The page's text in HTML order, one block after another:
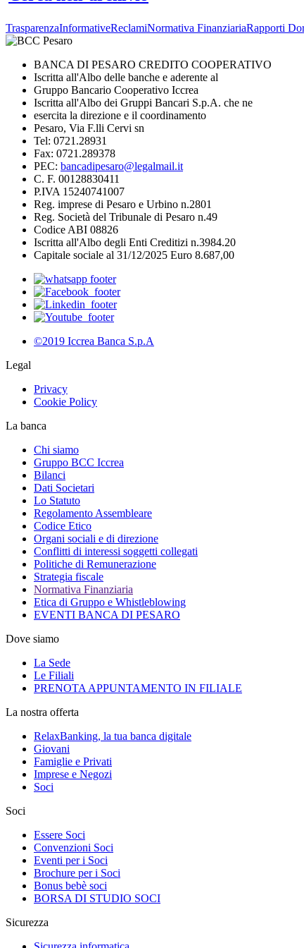
TrasparenzaInformativeReclamiNormativa FinanziariaRapporti
BANCA DI PESARO CREDITO COOPERATIVO
Iscritta all'Albo delle banche e aderente al
Gruppo Bancario Cooperativo Iccrea
Iscritta all'Albo dei Gruppi Bancari S.p.A. che ne
esercita la direzione e il coordinamento
Pesaro, Via F.lli Cervi sn
Tel: 0721.28931
Fax: 0721.289378
PEC: bancadipesaro@legalmail.it
C. F. 00128830411
P.IVA 15240741007
Reg. imprese di Pesaro e Urbino n.2801
Reg. Società del Tribunale di Pesaro n.49
Codice ABI 08826
Iscritta all'Albo degli Enti Creditizi n.3984.20
Capitale sociale al 31/12/2025 Euro 8.687,00
©2019 Iccrea Banca S.p.A
Legal
Privacy
Cookie Policy
La banca
Chi siamo
Gruppo BCC Iccrea
Bilanci
Dati Societari
Lo Statuto
Regolamento Assembleare
Codice Etico
Organi sociali e di direzione
Conflitti di interessi soggetti collegati
Politiche di Remunerazione
Strategia fiscale
Normativa Finanziaria
Etica di Gruppo e Whistleblowing
EVENTI BANCA DI PESARO
Dove siamo
La Sede
Le Filiali
PRENOTA APPUNTAMENTO IN FILIALE
La nostra offerta
RelaxBanking, la tua banca digitale
Giovani
Famiglie e Privati
Imprese e Negozi
Soci
Soci
Essere Soci
Convenzioni Soci
Eventi per i Soci
Brochure per i Soci
Bonus bebè soci
BORSA DI STUDIO SOCI
Sicurezza